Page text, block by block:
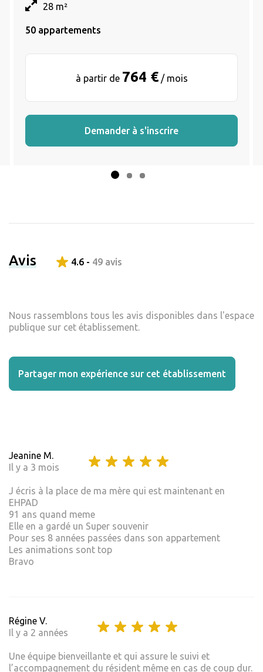
28 m²
50 appartements
à partir de 764 €/ mois
Demander à s'inscrire
Avis 4.6 - 49 avis
Nous rassemblons tous les avis disponibles dans l'espace
publique sur cet établissement.
Partager mon expérience sur cet établissement
Jeanine M.
Il y a 3 mois
J écris à la place de ma mère qui est maintenant en
EHPAD
91 ans quand meme
Elle en a gardé un Super souvenir
Pour ses 8 années passées dans son appartement
Les animations sont top
Bravo
Régine V.
Il y a 2 années
Une équipe bienveillante et qui assure le suivi et
l’accompagnement du résident même en cas de coup dur.